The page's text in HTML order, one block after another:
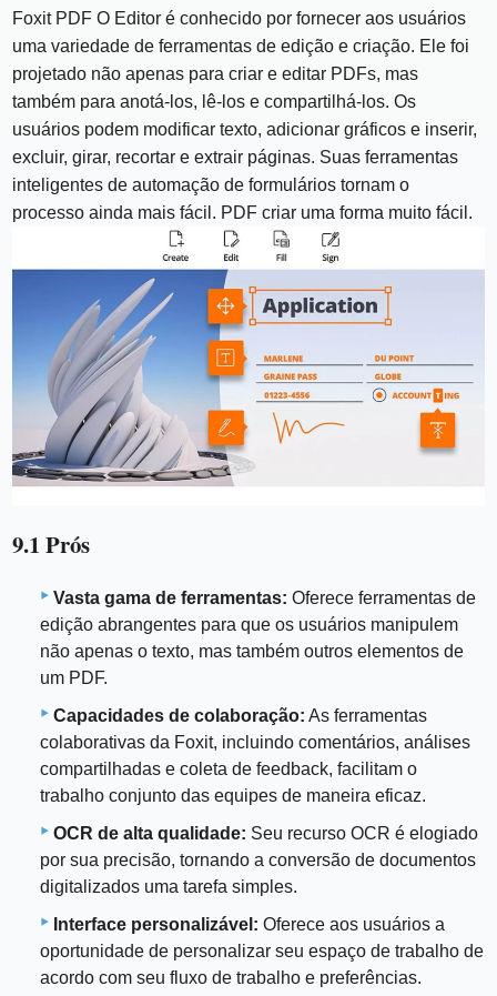
Foxit PDF O Editor é conhecido por fornecer aos usuários
uma variedade de ferramentas de edição e criação. Ele foi
projetado não apenas para criar e editar PDFs, mas
também para anotá-los, lê-los e compartilhá-los. Os
usuários podem modificar texto, adicionar gráficos e inserir,
excluir, girar, recortar e extrair páginas. Suas ferramentas
inteligentes de automação de formulários tornam o
processo ainda mais fácil. PDF criar uma forma muito fácil.
9.1 Prós
Vasta gama de ferramentas: Oferece ferramentas de
edição abrangentes para que os usuários manipulem
não apenas o texto, mas também outros elementos de
um PDF.
Capacidades de colaboração: As ferramentas
colaborativas da Foxit, incluindo comentários, análises
compartilhadas e coleta de feedback, facilitam o
trabalho conjunto das equipes de maneira eficaz.
OCR de alta qualidade: Seu recurso OCR é elogiado
por sua precisão, tornando a conversão de documentos
digitalizados uma tarefa simples.
Interface personalizável: Oferece aos usuários a
oportunidade de personalizar seu espaço de trabalho de
acordo com seu fluxo de trabalho e preferências.